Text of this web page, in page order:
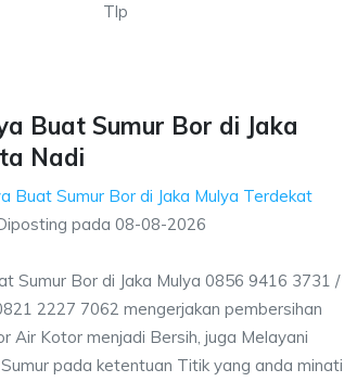
Tlp
Buat Sumur Bor di Jaka
Nadi
Buat Sumur Bor di Jaka Mulya Terdekat
pada 08-08-2026
Sumur Bor di Jaka Mulya 0856 9416 3731 /
2227 7062 mengerjakan pembersihan
Air Kotor menjadi Bersih, juga Melayani
pada ketentuan Titik yang anda minati